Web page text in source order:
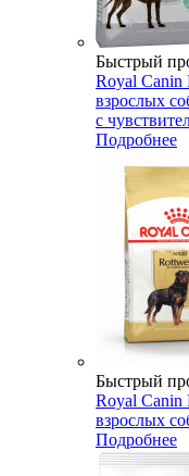
Быстрый
Royal Canin
взрослых
с
Подробнее
Быстрый
Royal Canin
взрослых
Подробнее